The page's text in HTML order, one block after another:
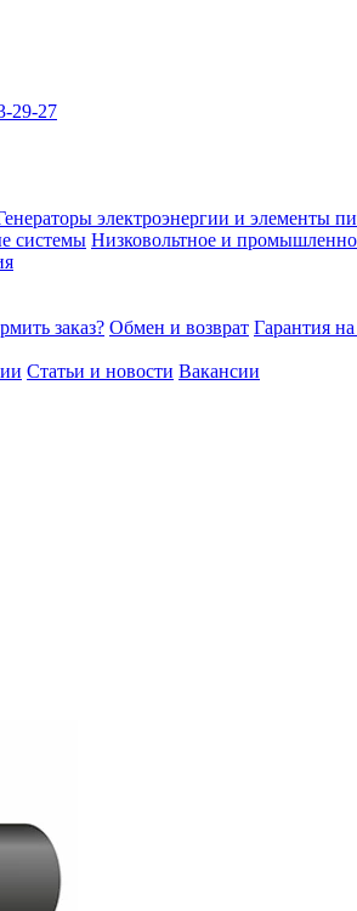
29-27
электроэнергии и элементы
системы Низковольтное и
заказ? Обмен и возврат Гарантия
Статьи и новости Вакансии